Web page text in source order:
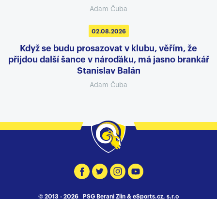
Adam Čuba
02.08.2026
Když se budu prosazovat v klubu, věřím, že
přijdou další šance v nároďáku, má jasno brankář
Stanislav Balán
Adam Čuba
© 2013 - 2026 PSG Berani Zlín & eSports.cz, s.r.o